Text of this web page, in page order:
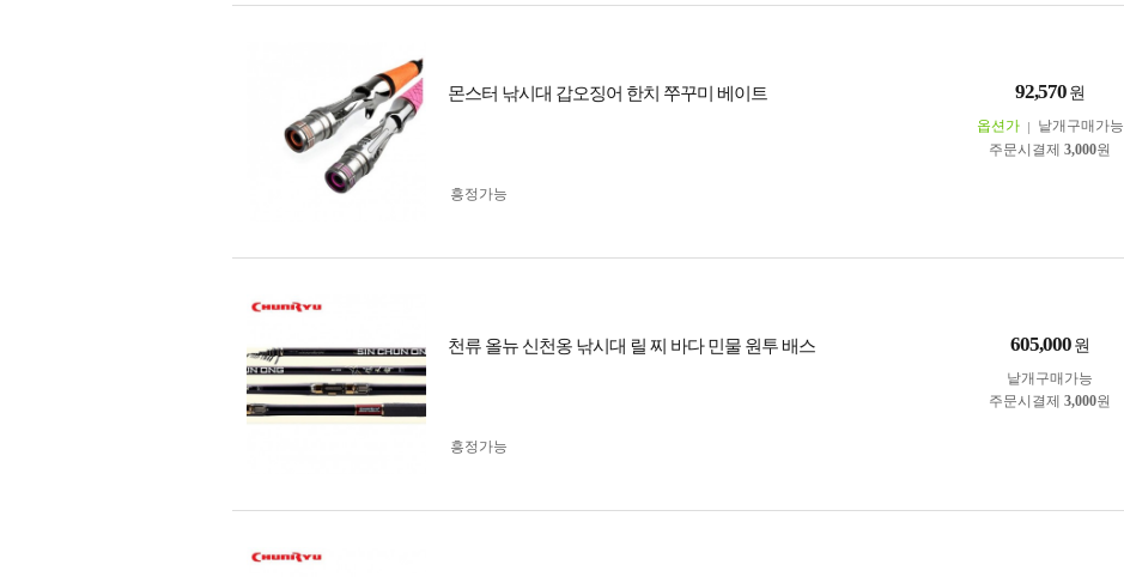
몬스터 낚시대 갑오징어 한치 쭈꾸미 베이트 92,570 원
옵션가
낱개구매가능
주문시결제 3,000원
흥정가능
천류 올뉴 신천옹 낚시대 릴 찌 바다 민물 원투 배스 605,000 원
낱개구매가능
주문시결제 3,000원
흥정가능